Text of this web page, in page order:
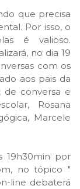
que precisa
Por isso, o
é valioso.
no dia 19
com os
aos pais da
de conversa e
Rosana
Marcele
19h30min por
no tópico "
line debaterá